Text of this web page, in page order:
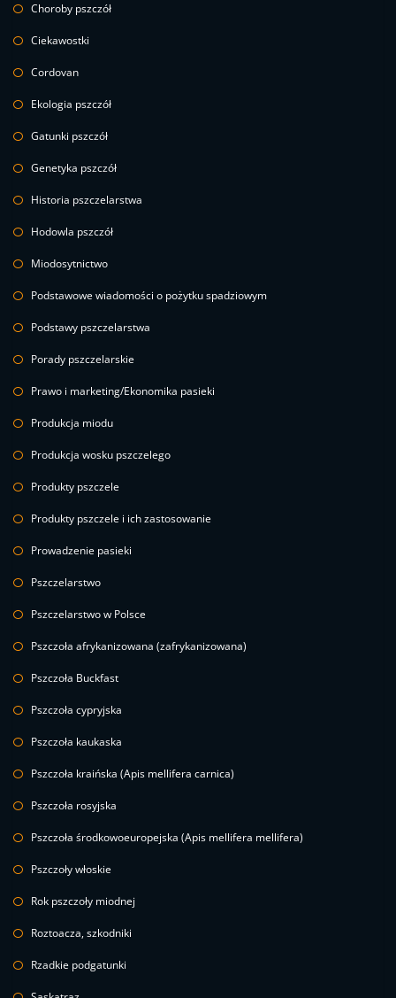
Choroby pszczół
Ciekawostki
Cordovan
Ekologia pszczół
Gatunki pszczół
Genetyka pszczół
Historia pszczelarstwa
Hodowla pszczół
Miodosytnictwo
Podstawowe wiadomości o pożytku spadziowym
Podstawy pszczelarstwa
Porady pszczelarskie
Prawo i marketing/Ekonomika pasieki
Produkcja miodu
Produkcja wosku pszczelego
Produkty pszczele
Produkty pszczele i ich zastosowanie
Prowadzenie pasieki
Pszczelarstwo
Pszczelarstwo w Polsce
Pszczoła afrykanizowana (zafrykanizowana)
Pszczoła Buckfast
Pszczoła cypryjska
Pszczoła kaukaska
Pszczoła kraińska (Apis mellifera carnica)
Pszczoła rosyjska
Pszczoła środkowoeuropejska (Apis mellifera mellifera)
Pszczoły włoskie
Rok pszczoły miodnej
Roztoacza, szkodniki
Rzadkie podgatunki